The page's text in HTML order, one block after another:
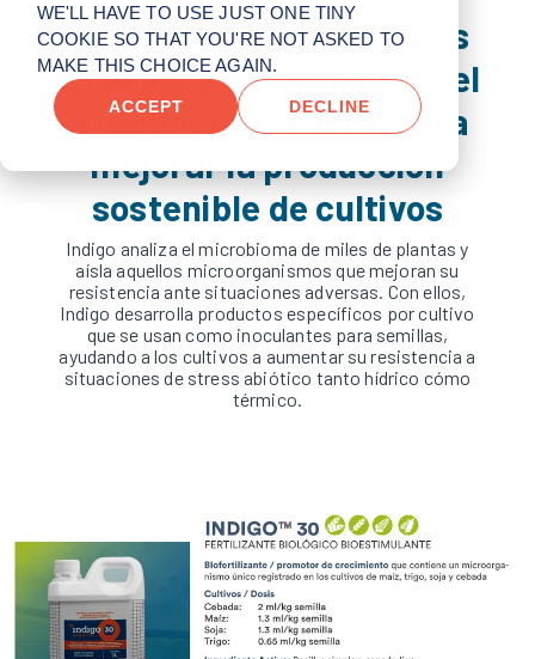
WE'LL HAVE TO USE JUST ONE TINY
COOKIE SO THAT YOU'RE NOT ASKED TO
MAKE THIS CHOICE AGAIN.
ACCEPT DECLINE
Somos líderes mundiales
en el aprovechamiento del
microbioma vegetal para
mejorar la produccíon
sostenible de cultivos
Indigo analiza el microbioma de miles de plantas y
aísla aquellos microorganismos que mejoran su
resistencia ante situaciones adversas. Con ellos,
Indigo desarrolla productos específicos por cultivo
que se usan como inoculantes para semillas,
ayudando a los cultivos a aumentar su resistencia a
situaciones de stress abiótico tanto hídrico cómo
térmico.